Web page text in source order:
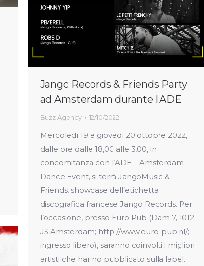
Jango Records & Friends Party
ad Amsterdam durante l’ADE
Buzz Agency 12/10/2022
Mercoledì 19 e giovedì 20 ottobre 2022,
dalle ore dalle 18,00 alle 3,00, in
concomitanza con l’ADE – Amsterdam
Dance Event, si terrà JangoMusic &
Friends, showcase dell’etichetta
discografica francese Jango Records. Per
l’occasione, presso Euro Pub (Dam 7, 1012
JS Amsterdam; http://www.euro-pub.nl/;
ingresso libero), saranno coinvolti i migliori
artisti che hanno pubblicato sulla label.…